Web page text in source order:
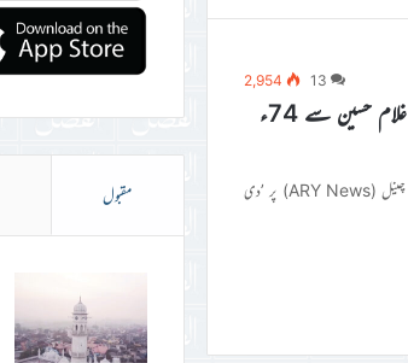
13
2,954
مایہ نازصحافی صابر شاکر اور چودھری غلام حسین سے 74ء
مورخہ 18؍ مئی 2020ء کو اے آر وائی نیوز چینل (ARY News) پر ’دی
مقبول